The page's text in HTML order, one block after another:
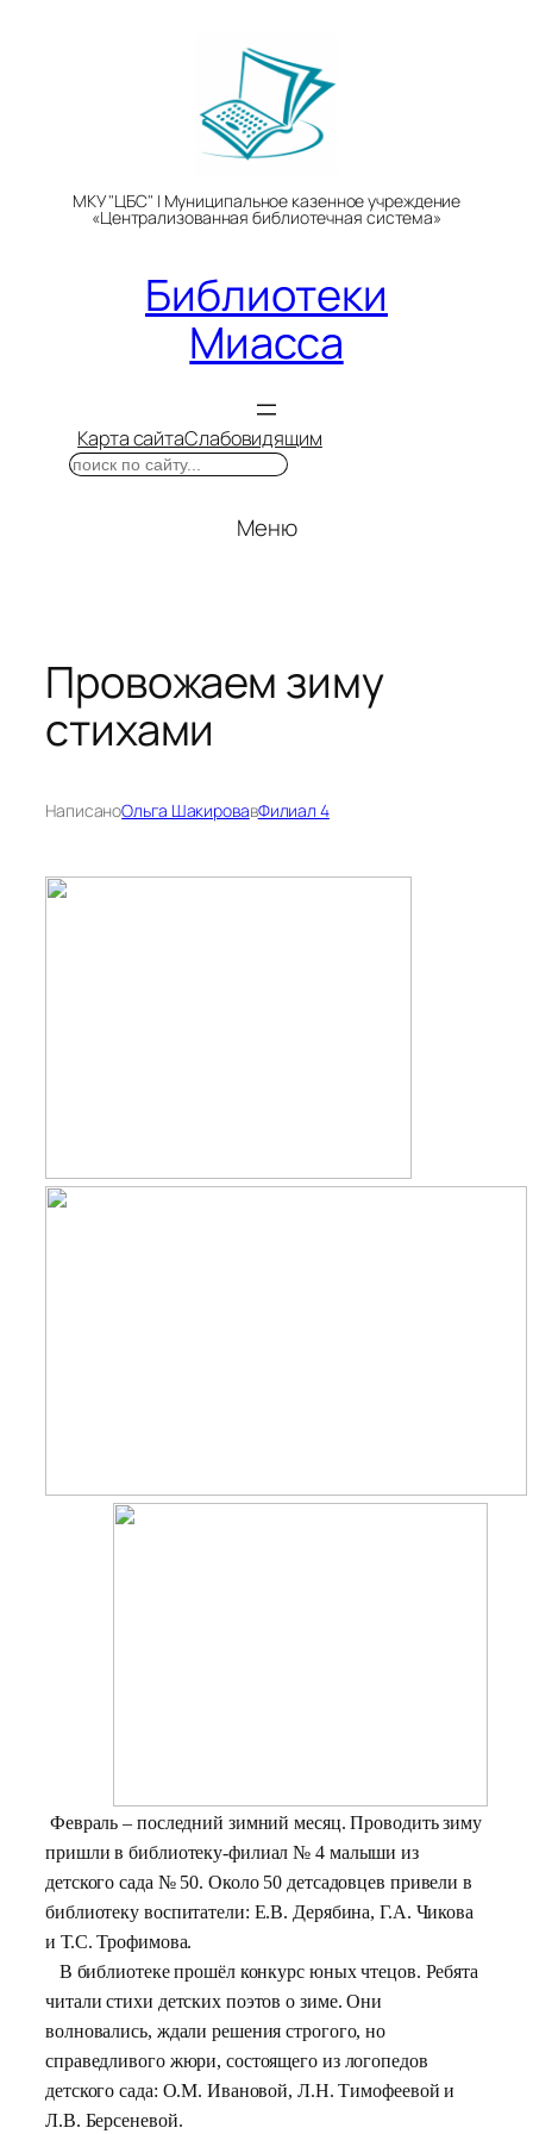
МКУ "ЦБС" | Муниципальное казенное учреждение
«Централизованная библиотечная система»
Библиотеки
Миасса
Карта сайтаСлабовидящим
Поиск
Меню
Провожаем зиму
стихами
НаписаноОльга ШакировавФилиал 4
Февраль – последний зимний месяц. Проводить зиму
пришли в библиотеку-филиал № 4 малыши из
детского сада № 50. Около 50 детсадовцев привели в
библиотеку воспитатели: Е.В. Дерябина, Г.А. Чикова
и Т.С. Трофимова.
В библиотеке прошёл конкурс юных чтецов. Ребята
читали стихи детских поэтов о зиме. Они
волновались, ждали решения строгого, но
справедливого жюри, состоящего из логопедов
детского сада: О.М. Ивановой, Л.Н. Тимофеевой и
Л.В. Берсеневой.